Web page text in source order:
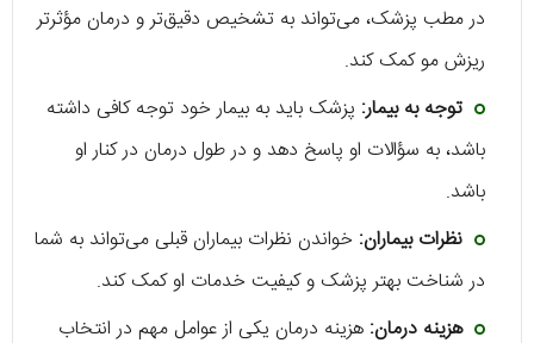
در مطب پزشک، می‌تواند به تشخیص دقیق‌تر و درمان مؤثرتر
ریزش مو کمک کند.
توجه به بیمار: پزشک باید به بیمار خود توجه کافی داشته
باشد، به سؤالات او پاسخ دهد و در طول درمان در کنار او
باشد.
نظرات بیماران: خواندن نظرات بیماران قبلی می‌تواند به شما
در شناخت بهتر پزشک و کیفیت خدمات او کمک کند.
هزینه درمان: هزینه درمان یکی از عوامل مهم در انتخاب